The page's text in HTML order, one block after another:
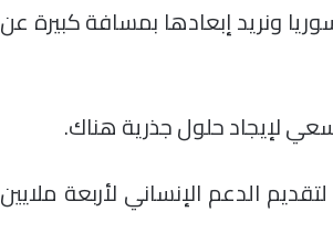
ونريد إبعادها بمسافة كبيرة عن
لإيجاد حلول جذرية هناك.
الدعم الإنساني لأربعة ملايين